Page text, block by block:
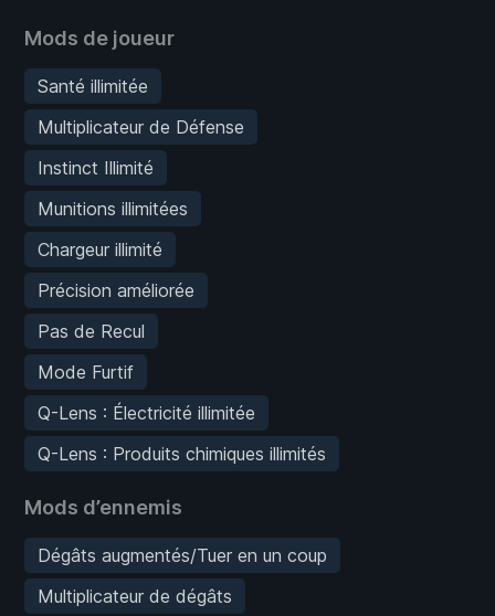
Mods de joueur
Santé illimitée
Multiplicateur de Défense
Instinct Illimité
Munitions illimitées
Chargeur illimité
Précision améliorée
Pas de Recul
Mode Furtif
Q-Lens : Électricité illimitée
Q-Lens : Produits chimiques illimités
Mods d’ennemis
Dégâts augmentés/Tuer en un coup
Multiplicateur de dégâts